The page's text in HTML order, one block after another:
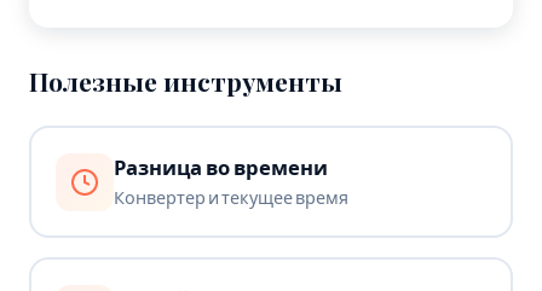
Полезные инструменты
Разница во времени
Конвертер и текущее время